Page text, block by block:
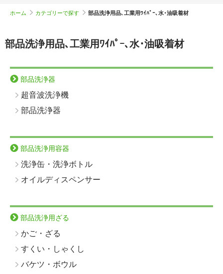
ホーム カテゴリーで探す 部品洗浄用品､工業用ﾜｲﾊﾟｰ､水･油吸着材
部品洗浄用品､工業用ﾜｲﾊﾟｰ､水･油吸着材
部品洗浄器
超音波洗浄機
部品洗浄器
部品洗浄用容器
洗浄缶・洗浄ボトル
オイルディスペンサー
部品洗浄用ざる
かご・ざる
すくい・しゃくし
バケツ・ボウル